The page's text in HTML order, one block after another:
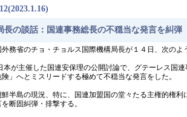
長の談話：国連事務総長の不穏当な発言を糾弾
務省のチョ・チョルス国際機構局長が１４日、次のよ
本が主催した国連安保理の公開討論で、グテーレス
」へとミスリードする極めて不穏当な発言をした。
半島の現況、特に、国連加盟国の堂々たる主権的権
断固糾弾・排撃する。